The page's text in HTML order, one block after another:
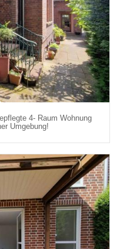
4- Raum Wohnung
Umgebung!